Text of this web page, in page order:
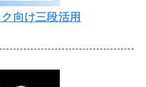
向け三段活用